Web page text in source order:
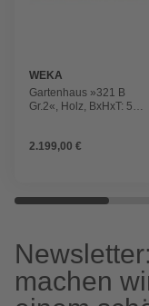
WEKA
Gartenhaus »321 B
Gr.2«, Holz, BxHxT: 508
Dachüberstand)
2.199,00 €
machen